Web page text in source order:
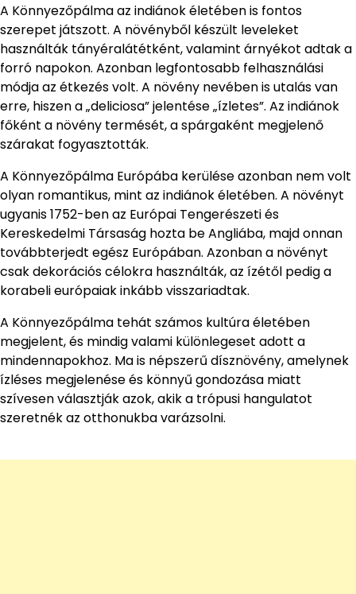
A Könnyezőpálma az indiánok életében is fontos
szerepet játszott. A növényből készült leveleket
használták tányéralátétként, valamint árnyékot adtak a
forró napokon. Azonban legfontosabb felhasználási
módja az étkezés volt. A növény nevében is utalás van
erre, hiszen a „deliciosa” jelentése „ízletes”. Az indiánok
főként a növény termését, a spárgaként megjelenő
szárakat fogyasztották.
A Könnyezőpálma Európába kerülése azonban nem volt
olyan romantikus, mint az indiánok életében. A növényt
ugyanis 1752-ben az Európai Tengerészeti és
Kereskedelmi Társaság hozta be Angliába, majd onnan
továbbterjedt egész Európában. Azonban a növényt
csak dekorációs célokra használták, az ízétől pedig a
korabeli európaiak inkább visszariadtak.
A Könnyezőpálma tehát számos kultúra életében
megjelent, és mindig valami különlegeset adott a
mindennapokhoz. Ma is népszerű dísznövény, amelynek
ízléses megjelenése és könnyű gondozása miatt
szívesen választják azok, akik a trópusi hangulatot
szeretnék az otthonukba varázsolni.